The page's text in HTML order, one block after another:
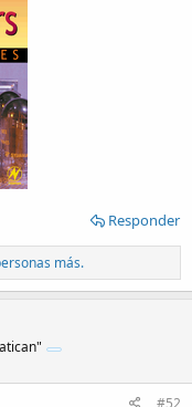
Responder
más.
#52